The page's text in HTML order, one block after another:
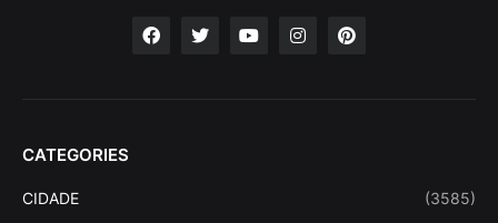
CATEGORIES
CIDADE (3585)